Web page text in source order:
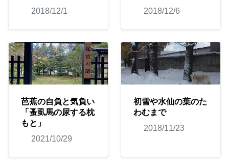
2018/12/1
2018/12/6
芭蕉の自負と気負い
「蚤虱馬の尿する枕
もと」
2021/10/29
初雪や水仙の葉のた
わむまで
2018/11/23